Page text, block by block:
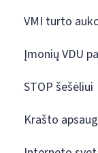
VMI turto
Įmonių VDU
STOP šešėliui
Krašto